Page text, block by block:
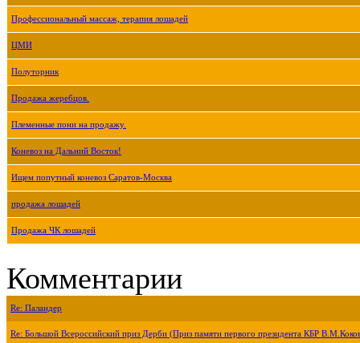
Профессиональный массаж, терапия лошадей
ЦМИ
Полуторник
Продажа жеребцов.
Племенные пони на продажу.
Коневоз на Дальний Восток!
Ищем попутный коневоз Саратов-Москва
продажа лошадей
Продажа ЧК лошадей
Комментарии
Re: Паландер
Re: Большой Всероссийский приз Дерби (Приз памяти первого президента КБР